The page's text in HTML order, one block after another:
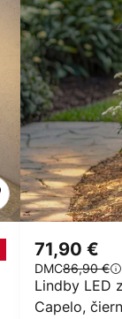
Lindby LED
Capelo,
71,90 €
DMC86,90 €